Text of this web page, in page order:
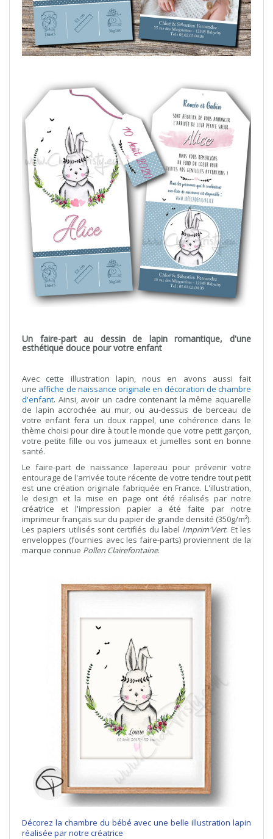
Un faire-part au dessin de lapin romantique, d'une
esthétique douce pour votre enfant
Avec cette illustration lapin, nous en avons aussi fait
une affiche de naissance originale en décoration de chambre
d'enfant. Ainsi, avoir un cadre contenant la même aquarelle
de lapin accrochée au mur, ou au-dessus de berceau de
votre enfant fera un doux rappel, une cohérence dans le
thème choisi pour dire à tout le monde que votre petit garçon,
votre petite fille ou vos jumeaux et jumelles sont en bonne
santé.
Le faire-part de naissance lapereau pour prévenir votre
entourage de l'arrivée toute récente de votre tendre tout petit
est une création originale fabriquée en France. L'illustration,
le design et la mise en page ont été réalisés par notre
créatrice et l'impression papier a été faite par notre
imprimeur français sur du papier de grande densité (350g/m²).
Les papiers utilisés sont certifiés du label Imprim'Vert. Et les
enveloppes (fournies avec les faire-parts) proviennent de la
marque connue Pollen Clairefontaine.
Décorez la chambre du bébé avec une belle illustration lapin
réalisée par notre créatrice